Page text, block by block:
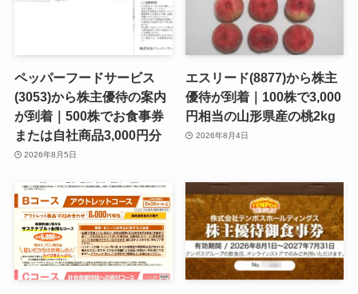
ペッパーフードサービス
(3053)から株主優待の案内
が到着｜500株でお食事券
または自社商品3,000円分
2026年8月5日
エスリード(8877)から株主
優待が到着｜100株で3,000
円相当の山形県産の桃2kg
2026年8月4日